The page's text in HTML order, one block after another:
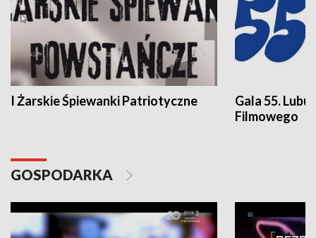
I Żarskie Śpiewanki Patriotyczne
Gala 55.
Filmowego
GOSPODARKA